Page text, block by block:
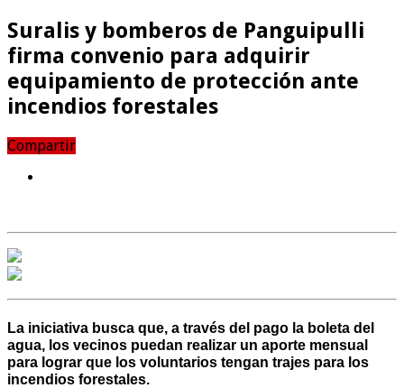
Suralis y bomberos de Panguipulli
firma convenio para adquirir
equipamiento de protección ante
incendios forestales
Compartir
La iniciativa busca que, a través del pago la boleta del
agua, los vecinos puedan realizar un aporte mensual
para lograr que los voluntarios tengan trajes para los
incendios forestales.